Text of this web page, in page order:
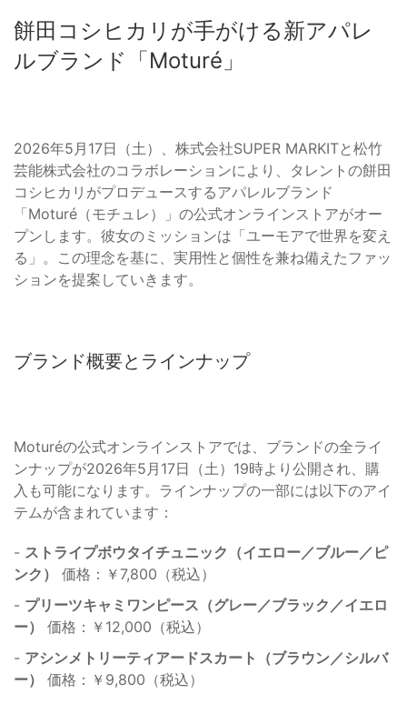
餅田コシヒカリが手がける新アパレ
ルブランド「Moturé」
2026年5月17日（土）、株式会社SUPER MARKITと松竹
芸能株式会社のコラボレーションにより、タレントの餅田
コシヒカリがプロデュースするアパレルブランド
「Moturé（モチュレ）」の公式オンラインストアがオー
プンします。彼女のミッションは「ユーモアで世界を変え
る」。この理念を基に、実用性と個性を兼ね備えたファッ
ションを提案していきます。
ブランド概要とラインナップ
Moturéの公式オンラインストアでは、ブランドの全ライ
ンナップが2026年5月17日（土）19時より公開され、購
入も可能になります。ラインナップの一部には以下のアイ
テムが含まれています：
- ストライプボウタイチュニック（イエロー／ブルー／ピ
ンク）
価格：￥7,800（税込）
- プリーツキャミワンピース（グレー／ブラック／イエロ
ー）
価格：￥12,000（税込）
- アシンメトリーティアードスカート（ブラウン／シルバ
ー）
価格：￥9,800（税込）